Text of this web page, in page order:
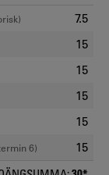
7.5
15
15
15
15
6) 15